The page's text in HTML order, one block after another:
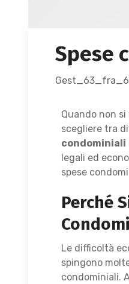
Spese
Quando non
scegliere tra
condominiali
legali ed
spese
Perché
Le difficoltà
spingono
condominiali.